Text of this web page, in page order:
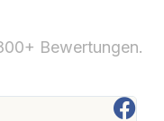
Bewertungen.